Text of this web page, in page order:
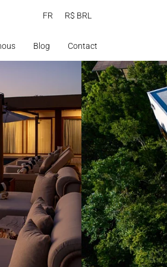
FR R$ BRL
Blog Contact